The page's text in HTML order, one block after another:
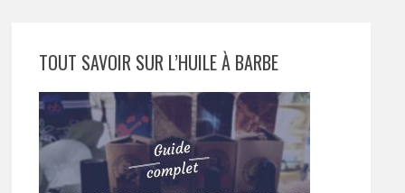
TOUT SAVOIR SUR L’HUILE À BARBE